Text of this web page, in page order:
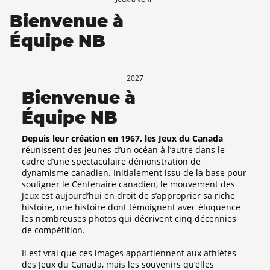
2027
Bienvenue à
Équipe NB
Depuis leur création en 1967, les Jeux du Canada
réunissent des jeunes d’un océan à l’autre dans le
cadre d’une spectaculaire démonstration de
dynamisme canadien. Initialement issu de la base pour
souligner le Centenaire canadien, le mouvement des
Jeux est aujourd’hui en droit de s’approprier sa riche
histoire, une histoire dont témoignent avec éloquence
les nombreuses photos qui décrivent cinq décennies
de compétition.
Il est vrai que ces images appartiennent aux athlètes
des Jeux du Canada, mais les souvenirs qu’elles
Bienvenue à
Équipe NB